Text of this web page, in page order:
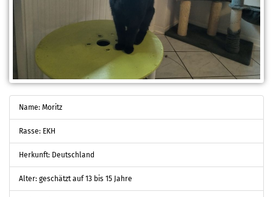
Name: Moritz
Rasse: EKH
Herkunft: Deutschland
Alter: geschätzt auf 13 bis 15 Jahre